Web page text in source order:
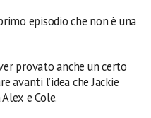
episodio che non è una
provato anche un certo
avanti l’idea che Jackie
e Cole.